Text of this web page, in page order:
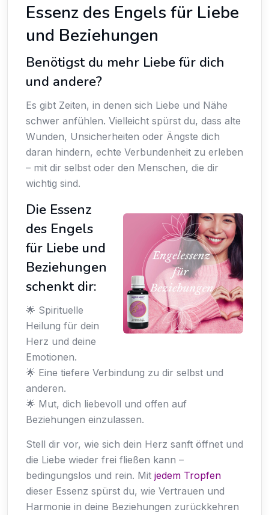
Essenz des Engels für Liebe
und Beziehungen
Benötigst du mehr Liebe für dich
und andere?
Es gibt Zeiten, in denen sich Liebe und Nähe
schwer anfühlen. Vielleicht spürst du, dass alte
Wunden, Unsicherheiten oder Ängste dich
daran hindern, echte Verbundenheit zu erleben
– mit dir selbst oder den Menschen, die dir
wichtig sind.
Die Essenz
des Engels
für Liebe und
Beziehungen
schenkt dir:
🌟 Spirituelle
Heilung für dein
Herz und deine
Emotionen.
🌟 Eine tiefere Verbindung zu dir selbst und
anderen.
🌟 Mut, dich liebevoll und offen auf
Beziehungen einzulassen.
Stell dir vor, wie sich dein Herz sanft öffnet und
die Liebe wieder frei fließen kann –
bedingungslos und rein. Mit jedem Tropfen
dieser Essenz spürst du, wie Vertrauen und
Harmonie in deine Beziehungen zurückkehren